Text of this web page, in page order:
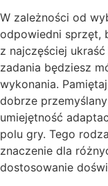
W zależności od
odpowiedni sprzęt,
z najczęściej
zadania będziesz
wykonania.
dobrze
umiejętność
polu gry. Tego
znaczenie dla
dostosowanie